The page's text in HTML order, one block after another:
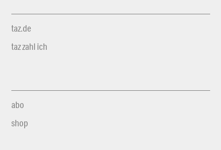
taz.de
taz zahl ich
abo
shop